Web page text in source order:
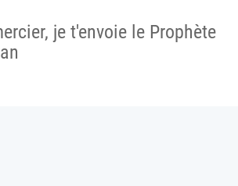
je t'envoie le Prophète